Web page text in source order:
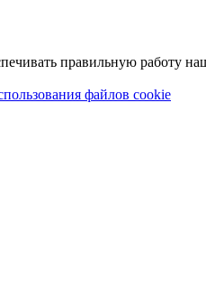
правильную работу
файлов cookie